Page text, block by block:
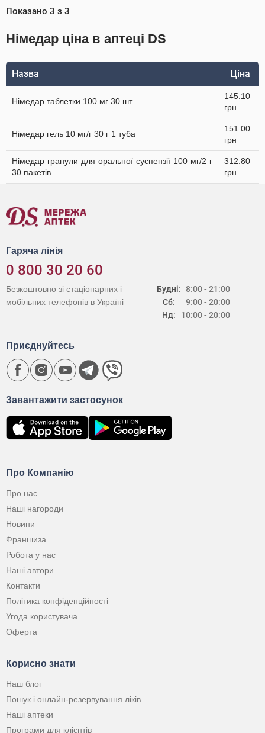
Показано 3 з 3
Німедар ціна в аптеці DS
Назва Ціна
Німедар таблетки 100 мг 30 шт
145.10
грн
Німедар гель 10 мг/г 30 г 1 туба
151.00
грн
Німедар гранули для оральної суспензії 100 мг/2 г
30 пакетів
312.80
грн
Гаряча лінія
0 800 30 20 60
Будні:
Сб:
Нд:
8:00 - 21:00
9:00 - 20:00
10:00 - 20:00
Безкоштовно зі стаціонарних і
мобільних телефонів в Україні
Про Компанію
Про нас
Наші нагороди
Новини
Франшиза
Робота у нас
Наші автори
Контакти
Політика конфіденційності
Угода користувача
Оферта
Корисно знати
Наш блог
Пошук і онлайн-резервування ліків
Наші аптеки
Програми для клієнтів
Завантажити застосунок
Приєднуйтесь